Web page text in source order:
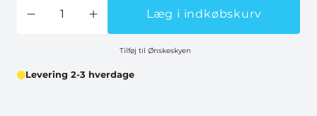
Læg i indkøbskurv
Tilføj til Ønskeskyen
Levering 2-3 hverdage